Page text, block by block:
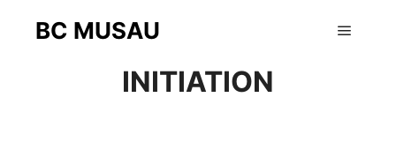
BC MUSAU18 novembre 2015
INITIATION